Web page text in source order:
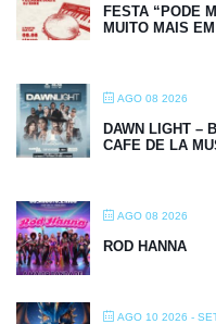
FESTA “PODE
MUITO MAIS
AGO 08 2026
DAWN LIGHT –
CAFE DE LA
AGO 08 2026
ROD HANNA
AGO 10 2026 -